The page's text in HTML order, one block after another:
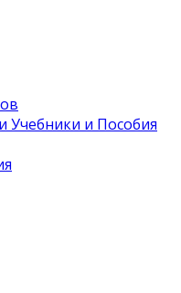
Учебники и Пособия